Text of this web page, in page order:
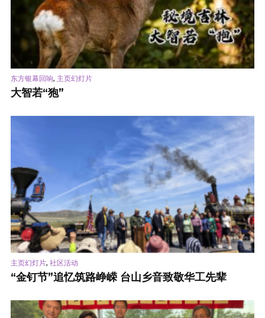
东方银幕回响, 主页幻灯片
大智若“狍”
主页幻灯片, 社区活动
“金钉节”追忆筑路峥嵘 台山乡音致敬华工先辈